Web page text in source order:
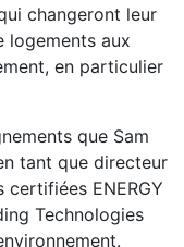
changeront leur
logements aux
en particulier
que Sam
tant que directeur
ENERGY
Technologies